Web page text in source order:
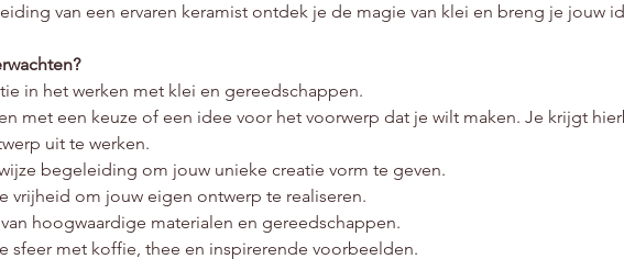
van een ervaren keramist ontdek je de magie van klei en breng je jouw
in het werken met klei en gereedschappen.
met een keuze of een idee voor het voorwerp dat je wilt maken. Je krijgt
uit te werken.
begeleiding om jouw unieke creatie vorm te geven.
vrijheid om jouw eigen ontwerp te realiseren.
hoogwaardige materialen en gereedschappen.
sfeer met koffie, thee en inspirerende voorbeelden.